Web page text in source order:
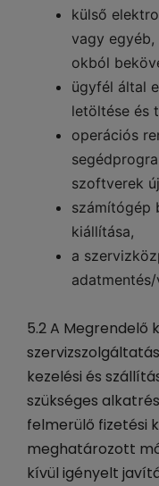
külső
vagy
okból
ügyfél által
letöltése és
operációs
szoftverek
számítógép
kiállítása,
a
5.2 A Megrendelő
kezelési és
szükséges
felmerülő fizetési
meghatározott
kívül igényelt